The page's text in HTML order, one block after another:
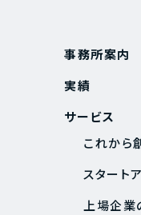
事務所案内
実績
サービス
これから
スタート
上場企業